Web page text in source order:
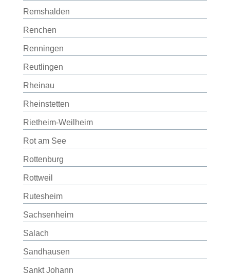
Remshalden
Renchen
Renningen
Reutlingen
Rheinau
Rheinstetten
Rietheim-Weilheim
Rot am See
Rottenburg
Rottweil
Rutesheim
Sachsenheim
Salach
Sandhausen
Sankt Johann